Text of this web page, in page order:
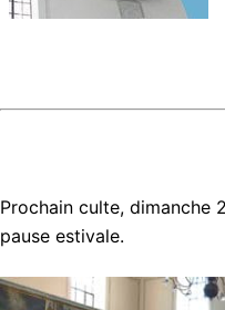
Prochain culte, dimanche
pause estivale.